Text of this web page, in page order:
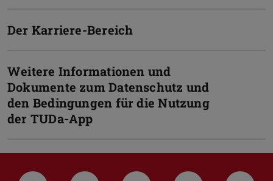
Der Karriere-Bereich
Weitere Informationen und
Dokumente zum Datenschutz und
den Bedingungen für die Nutzung
der TUDa-App